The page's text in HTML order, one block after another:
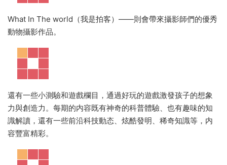
What In The world（我是拍客）——則會帶來攝影師們的優秀
動物攝影作品。
還有一些小測驗和遊戲欄目，通過好玩的遊戲激發孩子的想象
力與創造力。每期的内容既有神奇的科普體驗、也有趣味的知
識解讀，還有一些前沿科技動态、炫酷發明、稀奇知識等，内
容豐富精彩。